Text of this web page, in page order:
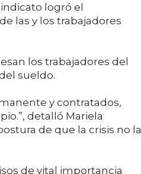
logró el
las y los trabajadores
los trabajadores del
sueldo.
y contratados,
detalló Mariela
de que la crisis no la
de vital importancia